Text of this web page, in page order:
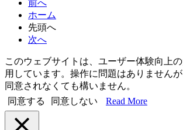
前へ
ホーム
先頭へ
次へ
このウェブサイトは、ユーザー体験向上
用しています。操作に問題はありません
同意されなくても構いません。
同意する
同意しない Read More